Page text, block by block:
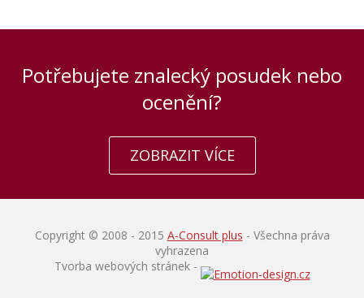
Potřebujete znalecký posudek nebo
ocenění?
ZOBRAZIT VÍCE
Copyright © 2008 - 2015 A-Consult plus - Všechna práva
vyhrazena
Tvorba webových stránek -